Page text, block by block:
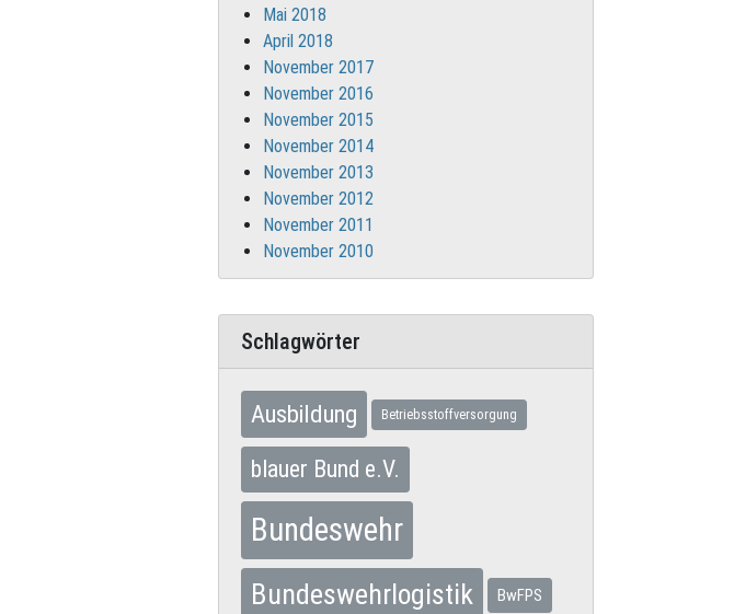
Mai 2018
April 2018
November 2017
November 2016
November 2015
November 2014
November 2013
November 2012
November 2011
November 2010
Schlagwörter
Ausbildung Betriebsstoffversorgung
blauer Bund e.V.
Bundeswehr
Bundeswehrlogistik BwFPS